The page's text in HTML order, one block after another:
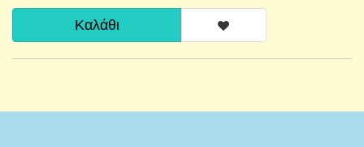
Καλάθι